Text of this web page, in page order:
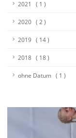
2021 ( 1 )
2020 ( 2 )
2019 ( 14 )
2018 ( 18 )
ohne Datum ( 1 )